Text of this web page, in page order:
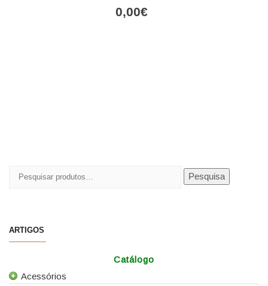
0,00€
Pesquisar
Pesquisa
ARTIGOS
Catálogo
Acessórios